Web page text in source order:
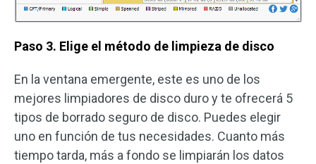
Paso 3. Elige el método de limpieza de disco
En la ventana emergente, este es uno de los
mejores limpiadores de disco duro y te ofrecerá 5
tipos de borrado seguro de disco. Puedes elegir
uno en función de tus necesidades. Cuanto más
tiempo tarda, más a fondo se limpiarán los datos